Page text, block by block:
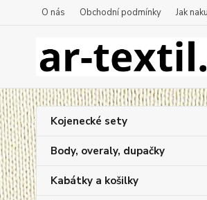
O nás Obchodní podmínky Jak
Kojenecké sety
Body, overaly, dupačky
Kabátky a košilky